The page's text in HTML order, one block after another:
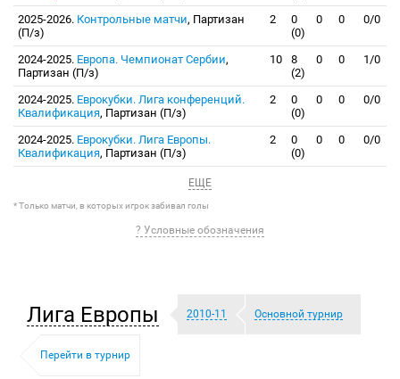
2025-2026. Контрольные матчи, Партизан
(П/з)
2
0
(0)
0 0 0/0
2024-2025. Европа. Чемпионат Сербии,
Партизан (П/з)
10
8
(2)
0 0 1/0
2024-2025. Еврокубки. Лига конференций.
Квалификация, Партизан (П/з)
2
0
(0)
0 0 0/0
2024-2025. Еврокубки. Лига Европы.
Квалификация, Партизан (П/з)
2
0
(0)
0 0 0/0
ЕЩЕ
* Только матчи, в которых игрок забивал голы
? Условные обозначения
Лига Европы 2010-11 Основной турнир
Перейти в турнир